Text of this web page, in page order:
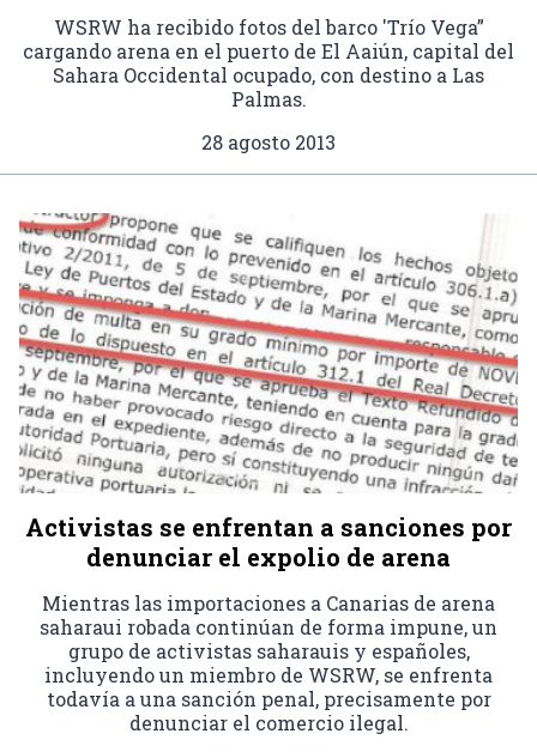
WSRW ha recibido fotos del barco 'Trío Vega”
cargando arena en el puerto de El Aaiún, capital del
Sahara Occidental ocupado, con destino a Las
Palmas.
28 agosto 2013
Activistas se enfrentan a sanciones por
denunciar el expolio de arena
Mientras las importaciones a Canarias de arena
saharaui robada continúan de forma impune, un
grupo de activistas saharauis y españoles,
incluyendo un miembro de WSRW, se enfrenta
todavía a una sanción penal, precisamente por
denunciar el comercio ilegal.